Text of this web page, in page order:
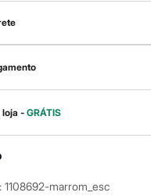
loja - GRÁTIS
: 1108692-marrom_esc